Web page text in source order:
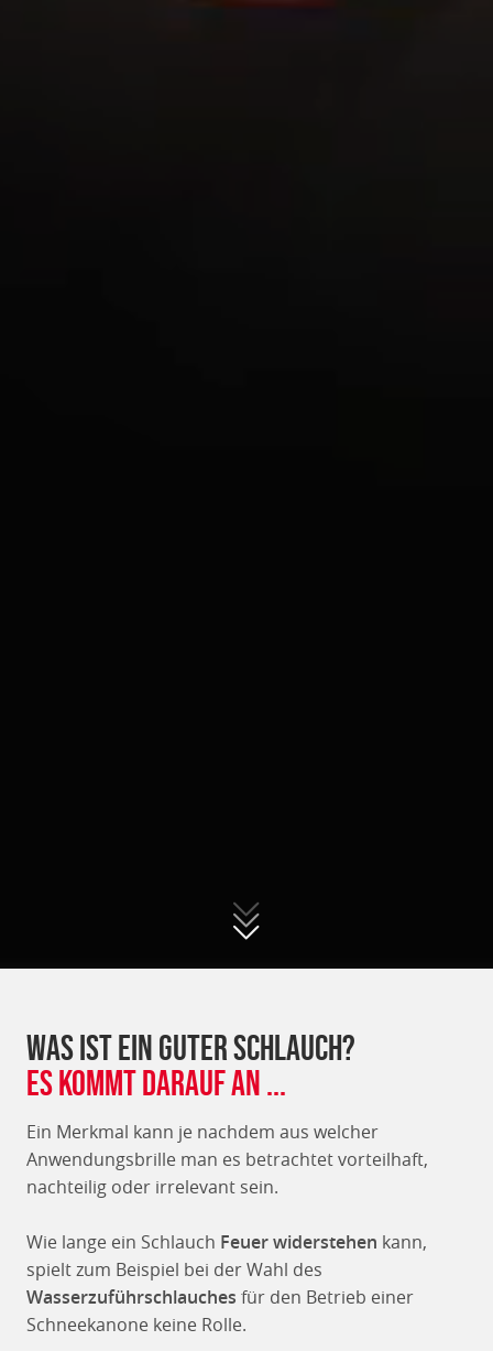
Was ist ein guter schlauch?
Es kommt darauf an ...
Ein Merkmal kann je nachdem aus welcher
Anwendungsbrille man es betrachtet vorteilhaft,
nachteilig oder irrelevant sein.
Wie lange ein Schlauch Feuer widerstehen kann,
spielt zum Beispiel bei der Wahl des
Wasserzuführschlauches für den Betrieb einer
Schneekanone keine Rolle.